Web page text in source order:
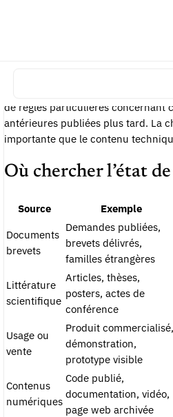
information publiée après cette
opposable comme état de la
de règles particulières concernant
antérieures publiées plus tard. La
importante que le contenu
Où chercher l’état
Source Exemple
Documents
brevets
Demandes publiées,
brevets délivrés,
familles étrangères
Littérature
scientifique
Articles, thèses,
posters, actes de
conférence
Usage ou
vente
Produit commercialisé,
démonstration,
prototype visible
Contenus
numériques
Code publié,
documentation, vidéo,
page web archivée